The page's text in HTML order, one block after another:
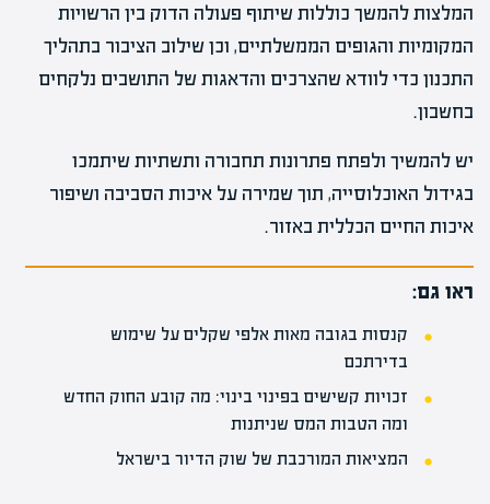
המלצות להמשך כוללות שיתוף פעולה הדוק בין הרשויות
המקומיות והגופים הממשלתיים, וכן שילוב הציבור בתהליך
התכנון כדי לוודא שהצרכים והדאגות של התושבים נלקחים
בחשבון.
יש להמשיך ולפתח פתרונות תחבורה ותשתיות שיתמכו
בגידול האוכלוסייה, תוך שמירה על איכות הסביבה ושיפור
איכות החיים הכללית באזור.
ראו גם:
קנסות בגובה מאות אלפי שקלים על שימוש
בדירתכם
זכויות קשישים בפינוי בינוי: מה קובע החוק החדש
ומה הטבות המס שניתנות
המציאות המורכבת של שוק הדיור בישראל